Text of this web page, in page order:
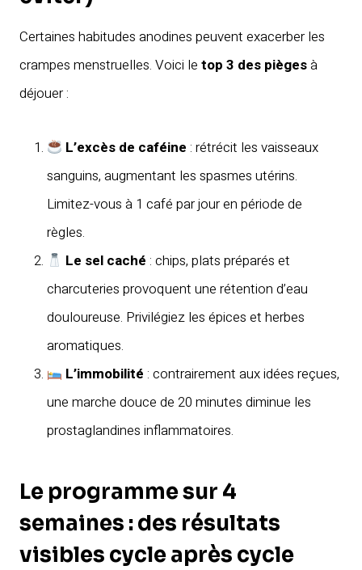
Certaines habitudes anodines peuvent exacerber les
crampes menstruelles. Voici le top 3 des piègesà
déjouer :
L’excès de caféine : rétrécit les vaisseaux
sanguins, augmentant les spasmes utérins.
Limitez-vous à 1 café par jour en période de
règles.
Le sel caché : chips, plats préparés et
charcuteries provoquent une rétention d’eau
douloureuse. Privilégiez les épices et herbes
aromatiques.
L’immobilité : contrairement aux idées reçues,
une marche douce de 20 minutes diminue les
prostaglandines inflammatoires.
Le programme sur 4
semaines : des résultats
visibles cycle après cycle